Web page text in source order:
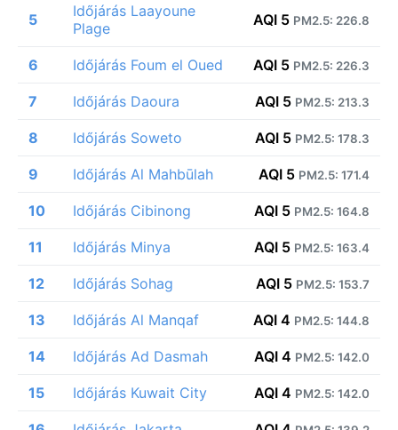
5
Időjárás Laayoune
Plage
AQI 5 PM2.5: 226.8
6 Időjárás Foum el Oued AQI 5 PM2.5: 226.3
7 Időjárás Daoura AQI 5 PM2.5: 213.3
8 Időjárás Soweto AQI 5 PM2.5: 178.3
9 Időjárás Al Mahbūlah AQI 5 PM2.5: 171.4
10 Időjárás Cibinong AQI 5 PM2.5: 164.8
11 Időjárás Minya AQI 5 PM2.5: 163.4
12 Időjárás Sohag AQI 5 PM2.5: 153.7
13 Időjárás Al Manqaf AQI 4 PM2.5: 144.8
14 Időjárás Ad Dasmah AQI 4 PM2.5: 142.0
15 Időjárás Kuwait City AQI 4 PM2.5: 142.0